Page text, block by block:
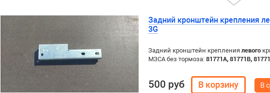
Задний кронштейн крепления
3G
Задний кронштейн крепления левого
МЗСА без тормоза: 81771A, 81771B,
500 руб В